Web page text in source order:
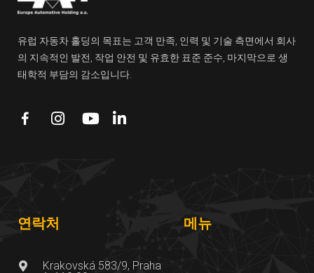
유럽 자동차 홀딩의 목표는 고객 만족, 인력 및 기술 측면에서 회사
의 지속적인 발전, 작업 안전 및 유효한 표준 준수, 마지막으로 생
태학적 부담의 감소입니다.
연락처
Krakovská 583/9, Praha
메뉴